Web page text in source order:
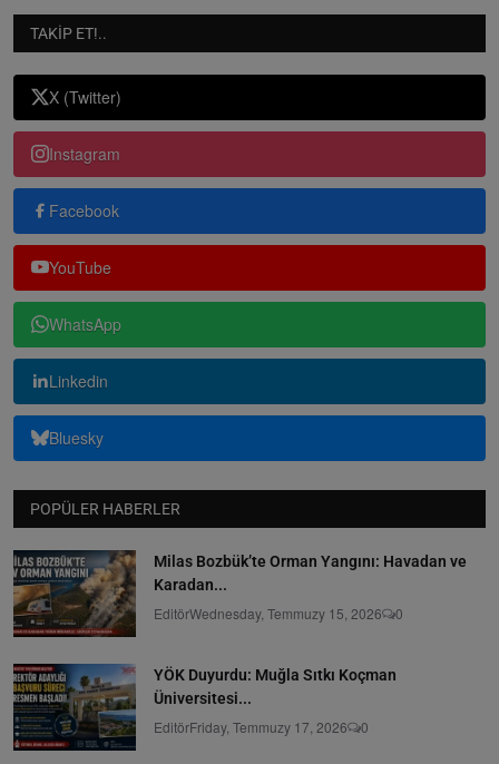
TAKIP ET!..
X (Twitter)
Instagram
Facebook
YouTube
WhatsApp
Linkedin
Bluesky
POPÜLER HABERLER
Milas Bozbük’te Orman Yangını: Havadan ve
Karadan...
EditörWednesday, Temmuzy 15, 2026 0
YÖK Duyurdu: Muğla Sıtkı Koçman
Üniversitesi...
EditörFriday, Temmuzy 17, 2026 0